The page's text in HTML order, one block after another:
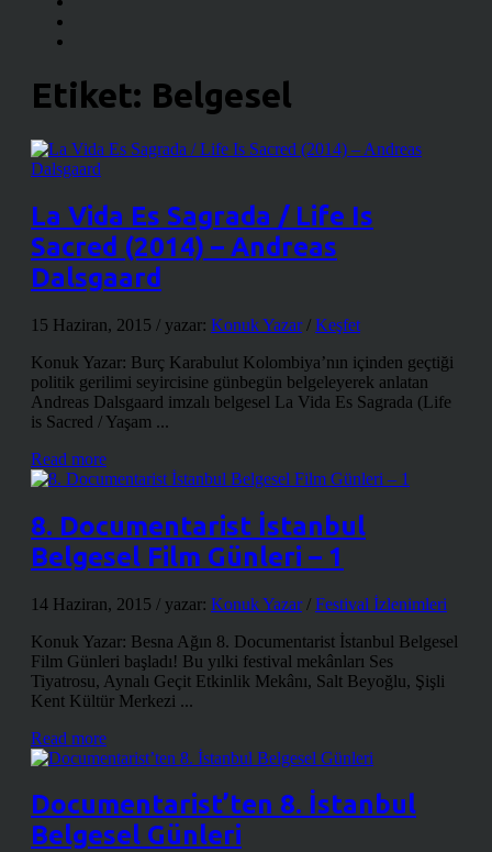
Etiket: Belgesel
La Vida Es Sagrada / Life Is
Sacred (2014) – Andreas
Dalsgaard
15 Haziran, 2015 / yazar: Konuk Yazar/ Keşfet
Konuk Yazar: Burç Karabulut Kolombiya’nın içinden geçtiği
politik gerilimi seyircisine günbegün belgeleyerek anlatan
Andreas Dalsgaard imzalı belgesel La Vida Es Sagrada (Life
is Sacred / Yaşam ...
Read more
8. Documentarist İstanbul
Belgesel Film Günleri – 1
14 Haziran, 2015 / yazar: Konuk Yazar/ Festival İzlenimleri
Konuk Yazar: Besna Ağın 8. Documentarist İstanbul Belgesel
Film Günleri başladı! Bu yılki festival mekânları Ses
Tiyatrosu, Aynalı Geçit Etkinlik Mekânı, Salt Beyoğlu, Şişli
Kent Kültür Merkezi ...
Read more
Documentarist’ten 8. İstanbul
Belgesel Günleri